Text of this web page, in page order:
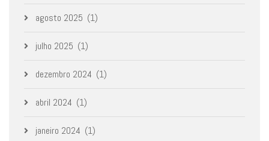
agosto 2025 (1)
julho 2025 (1)
dezembro 2024 (1)
abril 2024 (1)
janeiro 2024 (1)